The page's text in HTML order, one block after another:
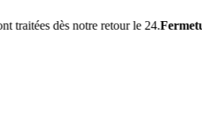
notre retour le 24.Fermeture estivale